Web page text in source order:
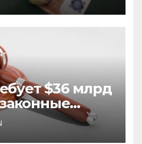
$36 млрд